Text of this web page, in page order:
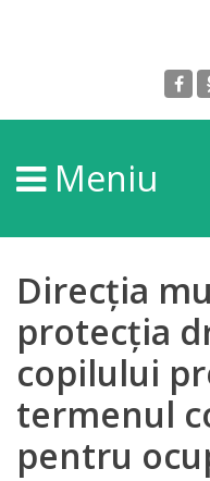
DGPDC
Informații
despre
DGPDC
Structura
Strategia
Meniu
Direcţia
protecţia
copilului
termenul
pentru